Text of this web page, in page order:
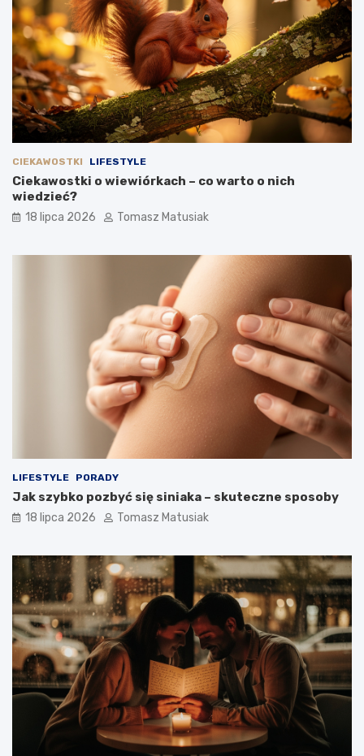
CIEKAWOSTKI LIFESTYLE
Ciekawostki o wiewiórkach – co warto o nich
wiedzieć?
18 lipca 2026 Tomasz Matusiak
LIFESTYLE PORADY
Jak szybko pozbyć się siniaka – skuteczne sposoby
18 lipca 2026 Tomasz Matusiak